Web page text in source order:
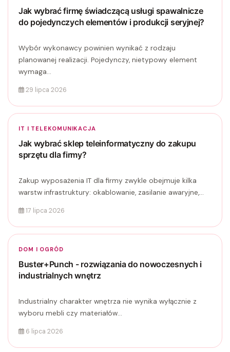
Jak wybrać firmę świadczącą usługi spawalnicze
do pojedynczych elementów i produkcji seryjnej?
Wybór wykonawcy powinien wynikać z rodzaju
planowanej realizacji. Pojedynczy, nietypowy element
wymaga...
29 lipca 2026
IT I TELEKOMUNIKACJA
Jak wybrać sklep teleinformatyczny do zakupu
sprzętu dla firmy?
Zakup wyposażenia IT dla firmy zwykle obejmuje kilka
warstw infrastruktury: okablowanie, zasilanie awaryjne,...
17 lipca 2026
DOM I OGRÓD
Buster+Punch - rozwiązania do nowoczesnych i
industrialnych wnętrz
Industrialny charakter wnętrza nie wynika wyłącznie z
wyboru mebli czy materiałów...
6 lipca 2026